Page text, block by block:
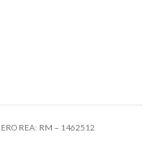
REA: RM – 1462512